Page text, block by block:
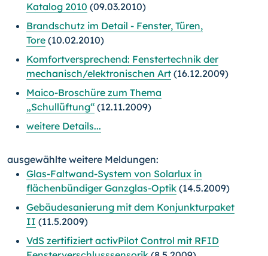
Katalog 2010 (09.03.2010)
Brandschutz im Detail - Fenster, Türen,
Tore (10.02.2010)
Komfortversprechend: Fenstertechnik der
mechanisch/elektronischen Art (16.12.2009)
Maico-Broschüre zum Thema
„Schullüftung“ (12.11.2009)
weitere Details...
ausgewählte weitere Meldungen:
Glas-Faltwand-System von Solarlux in
flächenbündiger Ganzglas-Optik (14.5.2009)
Gebäudesanierung mit dem Konjunkturpaket
II (11.5.2009)
VdS zertifiziert activPilot Control mit RFID